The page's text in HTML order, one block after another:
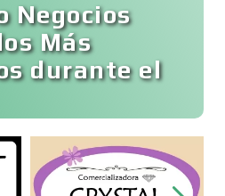
Negocios
Más
durante el